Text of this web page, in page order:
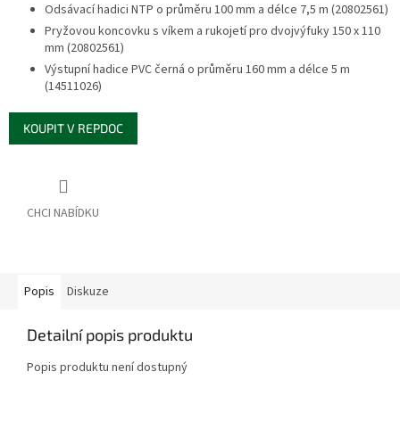
Odsávací hadici NTP o průměru 100 mm a délce 7,5 m (20802561)
Pryžovou koncovku s víkem a rukojetí pro dvojvýfuky 150 x 110
mm (20802561)
Výstupní hadice PVC černá o průměru 160 mm a délce 5 m
(14511026)
KOUPIT V REPDOC
Popis Diskuze
Detailní popis produktu
Popis produktu není dostupný